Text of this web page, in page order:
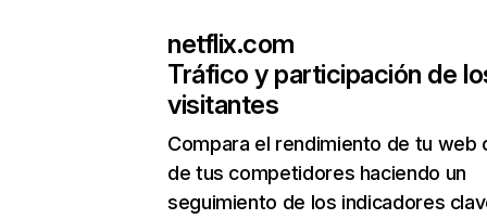
netflix.com
Tráfico y participación de
visitantes
Compara el rendimiento de tu web
de tus competidores haciendo un
seguimiento de los indicadores